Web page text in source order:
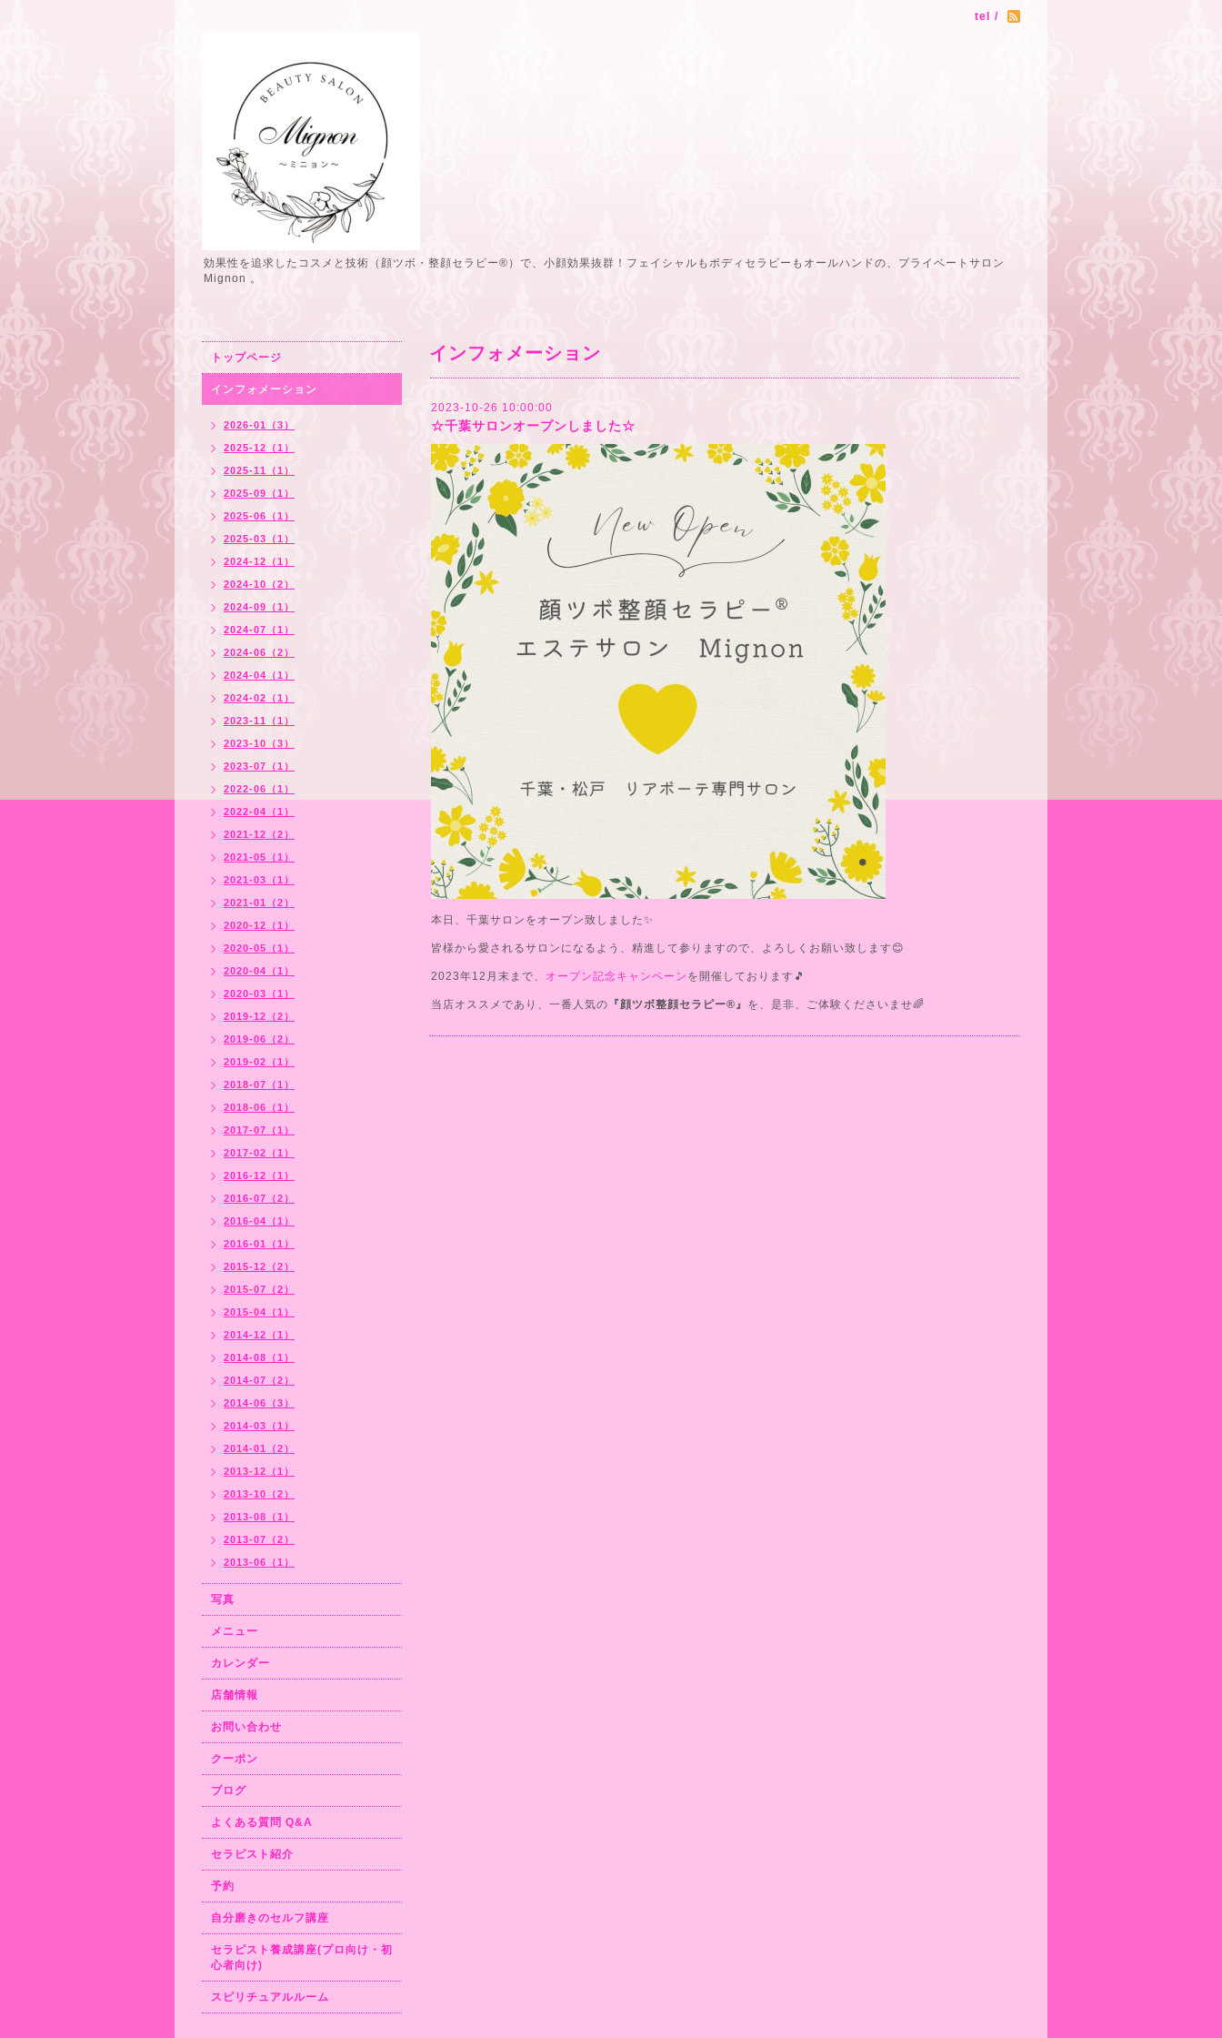
tel /
効果性を追求したコスメと技術（顔ツボ・整顔セラピー®️）で、小顔効果抜群！フェイシャルもボディセラピーもオールハンドの、プライベートサロン
Mignon 。
インフォメーション
2023-10-26 10:00:00
☆千葉サロンオープンしました☆
本日、千葉サロンをオープン致しました✨️
皆様から愛されるサロンになるよう、精進して参りますので、よろしくお願い致します😊
2023年12月末まで、 オープン記念キャンペーン を開催しております🎵
当店オススメであり、一番人気の 『顔ツボ整顔セラピー®️』 を、是非、ご体験くださいませ🌈
トップページ
インフォメーション
2026-01（3）
2025-12（1）
2025-11（1）
2025-09（1）
2025-06（1）
2025-03（1）
2024-12（1）
2024-10（2）
2024-09（1）
2024-07（1）
2024-06（2）
2024-04（1）
2024-02（1）
2023-11（1）
2023-10（3）
2023-07（1）
2022-06（1）
2022-04（1）
2021-12（2）
2021-05（1）
2021-03（1）
2021-01（2）
2020-12（1）
2020-05（1）
2020-04（1）
2020-03（1）
2019-12（2）
2019-06（2）
2019-02（1）
2018-07（1）
2018-06（1）
2017-07（1）
2017-02（1）
2016-12（1）
2016-07（2）
2016-04（1）
2016-01（1）
2015-12（2）
2015-07（2）
2015-04（1）
2014-12（1）
2014-08（1）
2014-07（2）
2014-06（3）
2014-03（1）
2014-01（2）
2013-12（1）
2013-10（2）
2013-08（1）
2013-07（2）
2013-06（1）
写真
メニュー
カレンダー
店舗情報
お問い合わせ
クーポン
ブログ
よくある質問 Q&A
セラピスト紹介
予約
自分磨きのセルフ講座
セラピスト養成講座(プロ向け・初
心者向け)
スピリチュアルルーム